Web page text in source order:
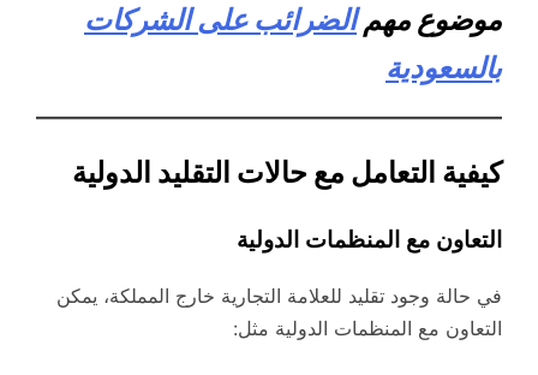
موضوع مهمالضرائب على الشركات
بالسعودية
كيفية التعامل مع حالات التقليد الدولية
التعاون مع المنظمات الدولية
في حالة وجود تقليد للعلامة التجارية خارج المملكة، يمكن
التعاون مع المنظمات الدولية مثل: